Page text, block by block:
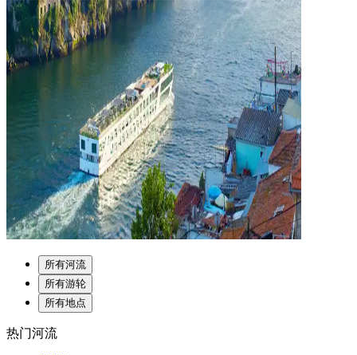
所有河流
所有游轮
所有地点
热门河流